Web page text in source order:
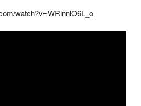
watch?v=WRlnnlO6L_o